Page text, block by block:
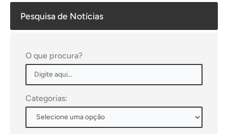
Pesquisa de Notícias
O que procura?
Categorias: